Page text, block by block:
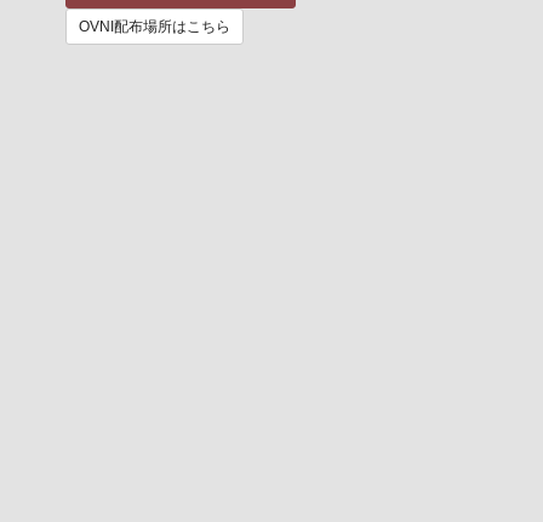
OVNI配布場所はこちら